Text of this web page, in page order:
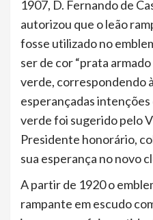
1907, D. Fernando de
autorizou que o leão
fosse utilizado no
ser de cor “prata
verde, correspondendo
esperançadas intenções
verde foi sugerido pelo
Presidente honorário,
sua esperança no novo
A partir de 1920 o
rampante em escudo